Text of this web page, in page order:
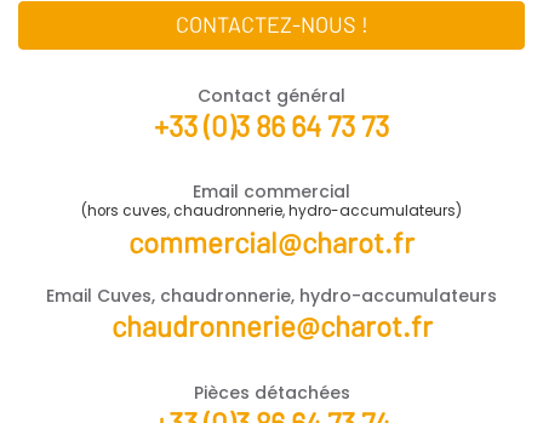
CONTACTEZ-NOUS !
Contact général
+33 (0)3 86 64 73 73
Email commercial
(hors cuves, chaudronnerie, hydro-accumulateurs)
commercial@charot.fr
Email Cuves, chaudronnerie, hydro-accumulateurs
chaudronnerie@charot.fr
Pièces détachées